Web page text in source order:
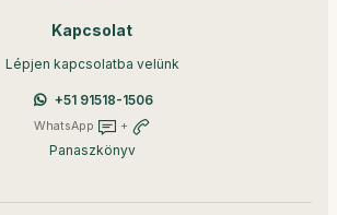
Kapcsolat
Lépjen kapcsolatba velünk
+51 91518-1506
WhatsApp +
Panaszkönyv